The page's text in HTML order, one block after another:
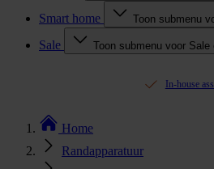
Smart home Toon submenu
Sale Toon submenu voor Sale
In-house
Home
Randapparatuur